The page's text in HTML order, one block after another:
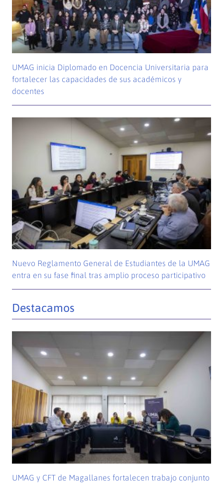
UMAG inicia Diplomado en Docencia Universitaria para
fortalecer las capacidades de sus académicos y
docentes
Nuevo Reglamento General de Estudiantes de la UMAG
entra en su fase final tras amplio proceso participativo
Destacamos
UMAG y CFT de Magallanes fortalecen trabajo conjunto